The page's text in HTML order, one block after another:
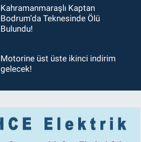
Kahramanmaraşlı Kaptan
Bodrum’da Teknesinde Ölü
Bulundu!
Motorine üst üste ikinci indirim
gelecek!